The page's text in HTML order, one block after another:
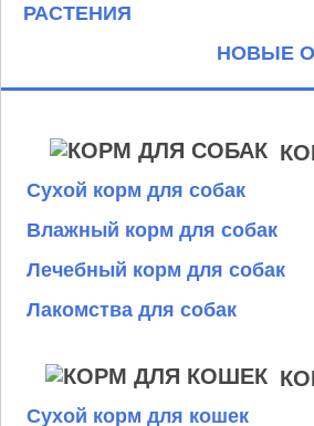
РАСТЕНИЯ
НОВЫЕ
Сухой корм для собак
Влажный корм для собак
Лечебный корм для собак
Лакомства для собак
Сухой корм для кошек